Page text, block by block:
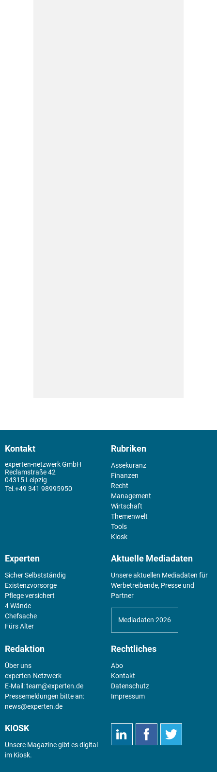
Kontakt
experten-netzwerk GmbH
Reclamstraße 42
04315 Leipzig
+49 341 98995950
Rubriken
Assekuranz
Finanzen
Recht
Management
Wirtschaft
Themenwelt
Tools
Kiosk
Experten
Sicher Selbstständig
Existenz­vorsorge
Pflege versichert
4 Wände
Chefsache
Fürs Alter
Aktuelle Mediadaten
Unsere aktuellen Mediadaten für
Werbetreibende, Presse und
Partner
Mediadaten 2026
Redaktion
Über uns
experten-Netzwerk
E-Mail:team@experten.de
Pressemeldungen bitte an:
news@experten.de
Rechtliches
Abo
Kontakt
Datenschutz
Impressum
KIOSK
Unsere Magazine gibt es digital
im Kiosk.